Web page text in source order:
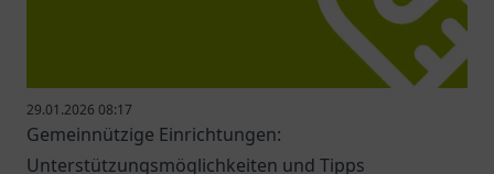
29.01.2026 08:17
Gemeinnützige Einrichtungen:
Unterstützungsmöglichkeiten und Tipps